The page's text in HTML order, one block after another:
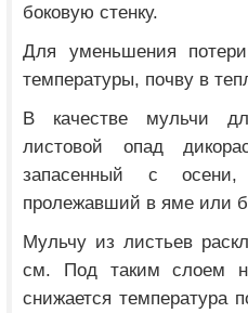
боковую стенку.
Для уменьшения
температуры, почву в
В качестве мульчи
листовой опад
запасенный с
пролежавший в яме или
Мульчу из листьев
см. Под таким слоем
снижается температура